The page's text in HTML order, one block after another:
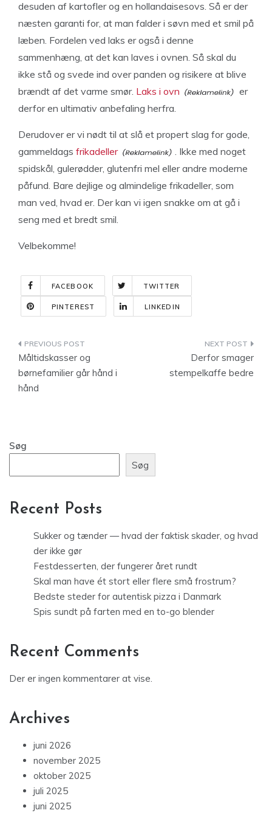
desuden af kartofler og en hollandaisesovs. Så er der
næsten garanti for, at man falder i søvn med et smil på
læben. Fordelen ved laks er også i denne
sammenhæng, at det kan laves i ovnen. Så skal du
ikke stå og svede ind over panden og risikere at blive
brændt af det varme smør. Laks i ovn
er
derfor en ultimativ anbefaling herfra.
Derudover er vi nødt til at slå et propert slag for gode,
gammeldags frikadeller
. Ikke med noget
spidskål, gulerødder, glutenfri mel eller andre moderne
påfund. Bare dejlige og almindelige frikadeller, som
man ved, hvad er. Der kan vi igen snakke om at gå i
seng med et bredt smil.
Velbekomme!
FACEBOOK TWITTER
PINTEREST LINKEDIN
Indlægsnavigation
Måltidskasser og
børnefamilier går hånd i
hånd
Derfor smager
stempelkaffe bedre
Søg
Søg
Recent Posts
Sukker og tænder — hvad der faktisk skader, og hvad
der ikke gør
Festdesserten, der fungerer året rundt
Skal man have ét stort eller flere små frostrum?
Bedste steder for autentisk pizza i Danmark
Spis sundt på farten med en to-go blender
Recent Comments
Der er ingen kommentarer at vise.
Archives
juni 2026
november 2025
oktober 2025
juli 2025
juni 2025